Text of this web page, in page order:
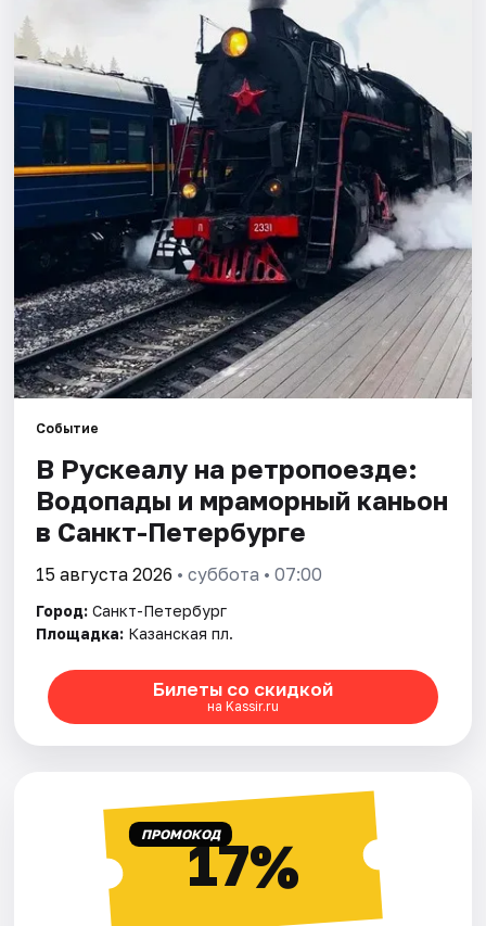
Города
Площадки
Артисты
Рейтинги
Событие
В Рускеалу на ретропоезде:
Водопады и мраморный каньон
в Санкт-Петербурге
15 августа 2026 • суббота • 07:00
Город: Санкт-Петербург
Площадка: Казанская пл.
Билеты со скидкой
на Kassir.ru
ПРОМОКОД17%